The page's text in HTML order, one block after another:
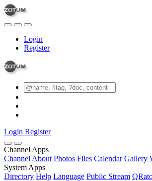
Login
Register
Login Register
Channel Apps
Channel About Photos Files Calendar Gallery
System Apps
Directory Help Language Public Stream